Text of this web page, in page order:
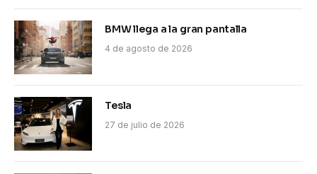
BMW llega a la gran pantalla
4 de agosto de 2026
Tesla
27 de julio de 2026